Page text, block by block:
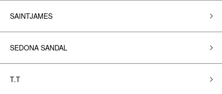
SAINTJAMES
SEDONA SANDAL
T.T